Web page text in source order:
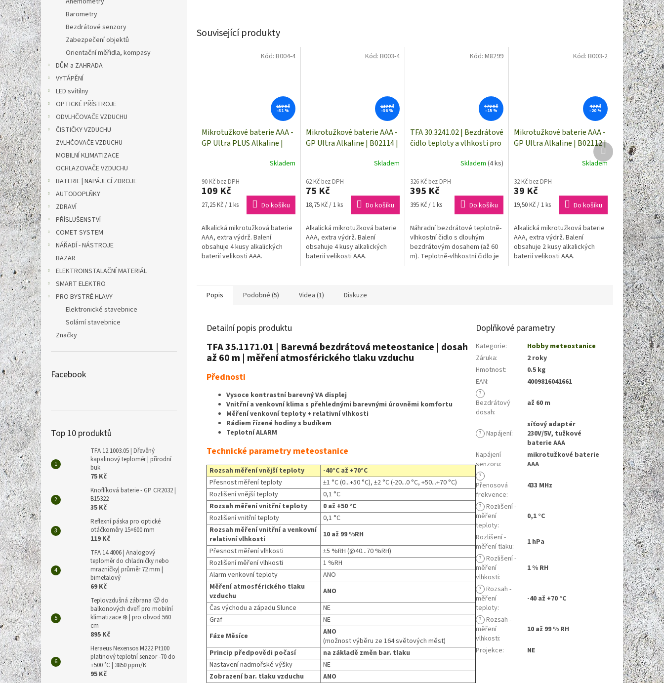
Barometry
Bezdrátové senzory
Zabezpečení objektů
Orientační měřidla, kompasy
DŮM a ZAHRADA
VYTÁPĚNÍ
LED svítilny
OPTICKÉ PŘÍSTROJE
ODVLHČOVAČE VZDUCHU
ČISTIČKY VZDUCHU
ZVLHČOVAČE VZDUCHU
MOBILNÍ KLIMATIZACE
OCHLAZOVAČE VZDUCHU
BATERIE | NAPÁJECÍ ZDROJE
AUTODOPLŇKY
ZDRAVÍ
PŘÍSLUŠENSTVÍ
COMET SYSTEM
NÁŘADÍ - NÁSTROJE
BAZAR
ELEKTROINSTALAČNÍ MATERIÁL
SMART ELEKTRO
PRO BYSTRÉ HLAVY
Elektronické stavebnice
Solární stavebnice
Značky
Facebook
Top 10 produktů
TFA 12.1003.05 | Dřevěný
kapalinový teploměr | přírodní
buk
75 Kč
Knoflíková baterie - GP CR2032 |
B15322
35 Kč
Reflexní páska pro optické
otáčkoměry 15×600 mm
119 Kč
TFA 14.4006 | Analogový
teploměr do chladničky nebo
mrazničky| průměr 72 mm |
bimetalový
69 Kč
Teplovzdušná zábrana 🥵 do
balkonových dveří pro mobilní
klimatizace ❄️ | pro obvod 560
cm
895 Kč
Heraeus Nexensos M222 Pt100
platinový teplotní senzor -70 do
+500 °C | 3850 ppm/K
95 Kč
Související produkty
159 Kč
–31 %
Mikrotužkové baterie AAA -
GP Ultra PLUS Alkaline |
Skladem
90 Kč bez DPH
109 Kč
Měrná
27,25 Kč / 1 ks Do košíku
Alkalická mikrotužková baterie
AAA, extra výdrž. Balení
obsahuje 4 kusy alkalických
baterií velikosti AAA.
Kód: B004-4
119 Kč
–36 %
Mikrotužkové baterie AAA -
GP Ultra Alkaline | B02114 |
Skladem
62 Kč bez DPH
75 Kč
Měrná
18,75 Kč / 1 ks Do košíku
Alkalická mikrotužková baterie
AAA, extra výdrž. Balení
obsahuje 4 kusy alkalických
baterií velikosti AAA.
Kód: B003-4
470 Kč
–15 %
TFA 30.3241.02 | Bezdrátové
čidlo teploty a vlhkosti pro
| dosah až 60 mSkladem(4 ks)
326 Kč bez DPH
395 Kč
Měrná
395 Kč / 1 ks Do košíku
Náhradní bezdrátové teplotně-
vlhkostní čidlo s dlouhým
bezdrátovým dosahem (až 60
m). Teplotně-vlhkostní čidlo je
Kód:M8299
49 Kč
–20 %
Mikrotužkové baterie AAA -
GP Ultra Alkaline | B02112 |
Skladem
32 Kč bez DPH
39 Kč
Měrná
19,50 Kč / 1 ks Do košíku
Alkalická mikrotužková baterie
AAA, extra výdrž. Balení
obsahuje 2 kusy alkalických
baterií velikosti AAA.
Kód: B003-2
Další
produkt
Popis Podobné (5) Videa (1) Diskuze
Detailní popis produktu
TFA 35.1171.01 | Barevná bezdrátová meteostanice | dosah
až 60 m | měření atmosférického tlaku vzduchu
Přednosti
Vysoce kontrastní barevný VA displej
Vnitřní a venkovní klima s přehlednými barevnými úrovněmi komfortu
Měření venkovní teploty + relativní vlhkosti
Rádiem řízené hodiny s budíkem
Teplotní ALARM
Technické parametry meteostanice
Rozsah měření vnější teploty
-40°C až +70°C
Přesnost měření teploty
±1 °C (0...+50 °C), ±2 °C (-20...0 °C, +50...+70 °C)
Rozlišení vnější teploty
0,1 °C
Rozsah měření vnitřní teploty
0 až +50 °C
Rozlišení vnitřní teploty
0,1 °C
Rozsah měření vnitřní a venkovní
relativní vlhkosti
10 až 99 %RH
Přesnost měření vlhkosti
±5 %RH (@40...70 %RH)
Rozlišení měření vlhkosti
1 %RH
Alarm venkovní teploty
ANO
Měření atmosférického tlaku
vzduchu
ANO
Čas východu a západu Slunce
NE
Graf
NE
Fáze Měsíce
ANO
(možnost výběru ze 164 světových měst)
Princip předpovědi počasí
na základě změn bar. tlaku
Nastavení nadmořské výšky
NE
Zobrazení bar. tlaku vzduchu
ANO
Doplňkové parametry
Kategorie:
Hobby meteostanice
Záruka:
2 roky
Hmotnost:
0.5 kg
EAN:
4009816041661
?
Bezdrátový
dosah:
až 60 m
? Napájení:
síťový adaptér
230V/5V, tužkové
baterie AAA
Napájení
senzoru:
mikrotužkové baterie
AAA
?
Přenosová
frekvence:
433 MHz
? Rozlišení -
měření
teploty:
0,1 °C
Rozlišení -
měření tlaku:
1 hPa
? Rozlišení -
měření
vlhkosti:
1 % RH
? Rozsah -
měření
teploty:
-40 až +70 °C
? Rozsah -
měření
vlhkosti:
10 až 99 % RH
Projekce: NE